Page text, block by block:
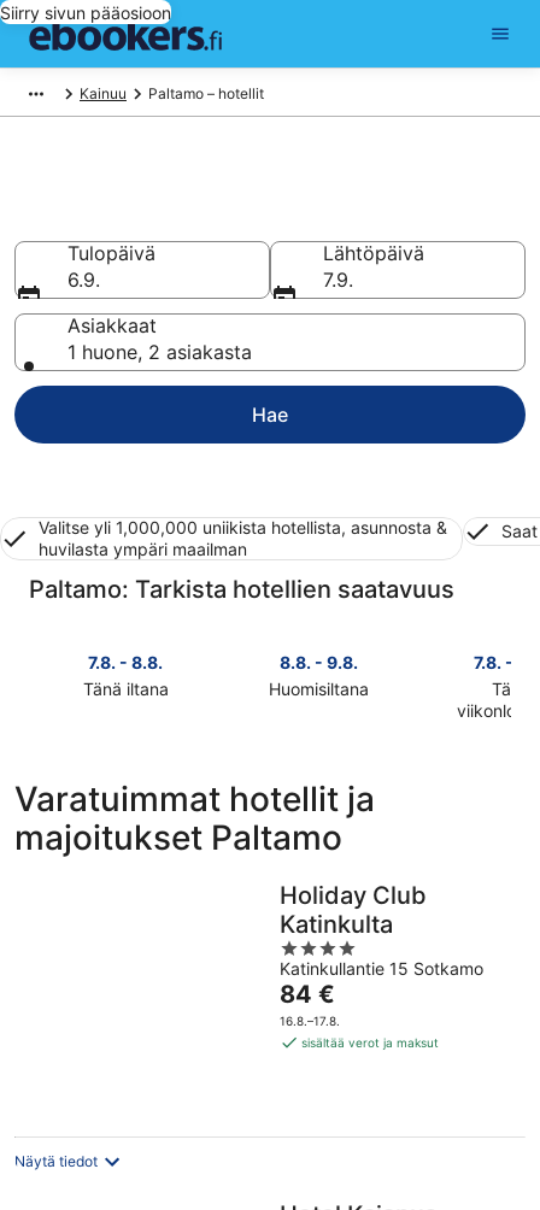
Siirry sivun pääosioon
Kainuu Paltamo – hotellit
Tulopäivä
6.9.
Lähtöpäivä
7.9.
Asiakkaat
1 huone, 2 asiakasta
Hae
Valitse yli 1,000,000 uniikista hotellista, asunnosta &
huvilasta ympäri maailman
Paltamo: Tarkista hotellien saatavuus
7.8. - 8.8.
Tänä iltana
hinnat
täksi
illaksi
eli
8.8. - 9.8.
Huomisiltana
hinnat
huomisillaksi
eli
8.8.
9.8.
7.8. -
Tänä
Varatuimmat hotellit ja
majoitukset Paltamo
Holiday Club
Katinkulta
4
out
of
5
Katinkullantie 15 Sotkamo
Hinta
on
84 €
84 €
16.8.–17.8.
sisältää verot ja maksut
Näytä tiedot